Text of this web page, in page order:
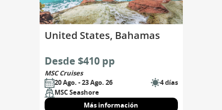
United States, Bahamas
Desde $410 pp
MSC Cruises
20 Ago. - 23 Ago. 26
4 días
MSC Seashore
Más información